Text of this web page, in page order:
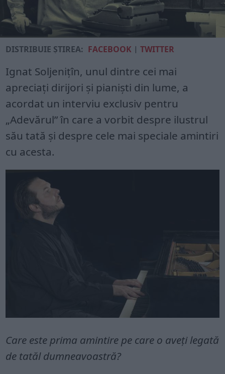
DISTRIBUIE ȘTIREA: FACEBOOK |TWITTER
Ignat Soljeniţîn, unul dintre cei mai
apreciaţi dirijori şi pianişti din lume, a
acordat un interviu exclusiv pentru
„Adevărul” în care a vorbit despre ilustrul
său tată şi despre cele mai speciale amintiri
cu acesta.
Care este prima amintire pe care o aveţi legată
de tatăl dumneavoastră?